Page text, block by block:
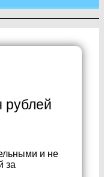
рублей
и не
за